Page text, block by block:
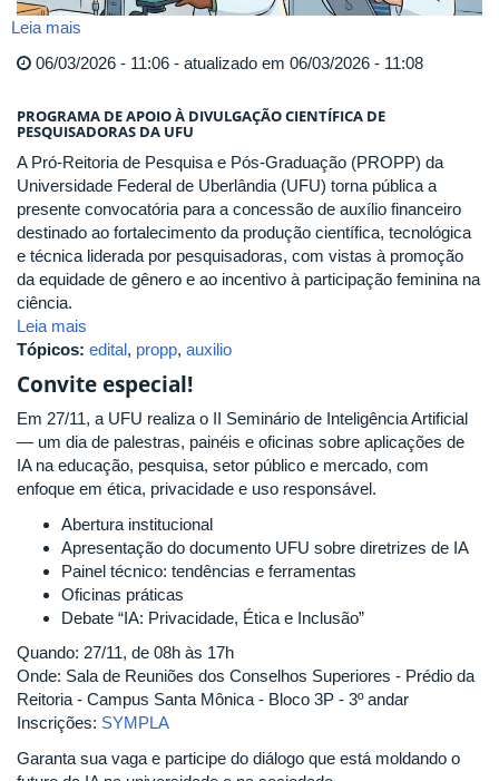
Leia mais
PRELIMINAR
PROPP
1/2026
06/03/2026 - 11:06 - atualizado em 06/03/2026 - 11:08
PROGRAMA DE APOIO À DIVULGAÇÃO CIENTÍFICA DE
PESQUISADORAS DA UFU
A Pró-Reitoria de Pesquisa e Pós-Graduação (PROPP) da
Universidade Federal de Uberlândia (UFU) torna pública a
presente convocatória para a concessão de auxílio financeiro
destinado ao fortalecimento da produção científica, tecnológica
e técnica liderada por pesquisadoras, com vistas à promoção
da equidade de gênero e ao incentivo à participação feminina na
ciência.
Leia mais
Tópicos: edital, propp, auxilio
Convite especial!
Em 27/11, a UFU realiza o II Seminário de Inteligência Artificial
— um dia de palestras, painéis e oficinas sobre aplicações de
IA na educação, pesquisa, setor público e mercado, com
enfoque em ética, privacidade e uso responsável.
Abertura institucional
Apresentação do documento UFU sobre diretrizes de IA
Painel técnico: tendências e ferramentas
Oficinas práticas
Debate “IA: Privacidade, Ética e Inclusão”
Quando: 27/11, de 08h às 17h
Onde: Sala de Reuniões dos Conselhos Superiores - Prédio da
Reitoria - Campus Santa Mônica - Bloco 3P - 3º andar
Inscrições: SYMPLA
Garanta sua vaga e participe do diálogo que está moldando o